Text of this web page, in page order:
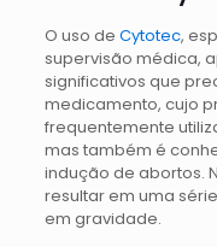
O uso de Cytotec,
supervisão médica,
significativos que
medicamento, cujo
frequentemente
mas também é
indução de abortos.
resultar em uma
em gravidade.